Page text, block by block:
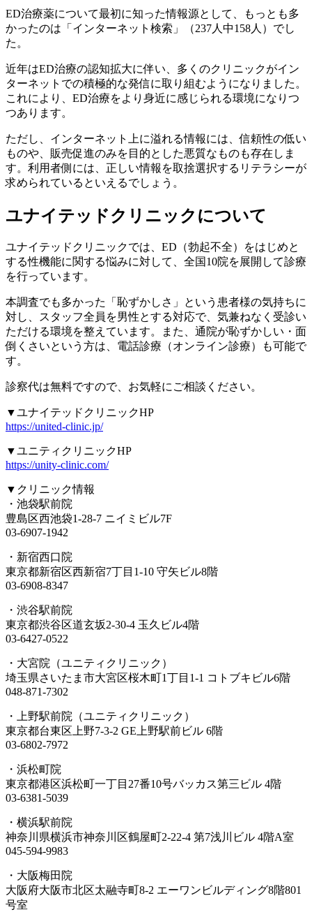
ED治療薬について最初に知った情報源として、もっとも多
かったのは「インターネット検索」（237人中158人）でし
た。
近年はED治療の認知拡大に伴い、多くのクリニックがイン
ターネットでの積極的な発信に取り組むようになりました。
これにより、ED治療をより身近に感じられる環境になりつ
つあります。
ただし、インターネット上に溢れる情報には、信頼性の低い
ものや、販売促進のみを目的とした悪質なものも存在しま
す。利用者側には、正しい情報を取捨選択するリテラシーが
求められているといえるでしょう。
ユナイテッドクリニックについて
ユナイテッドクリニックでは、ED（勃起不全）をはじめと
する性機能に関する悩みに対して、全国10院を展開して診療
を行っています。
本調査でも多かった「恥ずかしさ」という患者様の気持ちに
対し、スタッフ全員を男性とする対応で、気兼ねなく受診い
ただける環境を整えています。また、通院が恥ずかしい・面
倒くさいという方は、電話診療（オンライン診療）も可能で
す。
診察代は無料ですので、お気軽にご相談ください。
▼ユナイテッドクリニックHP
https://united-clinic.jp/
▼ユニティクリニックHP
https://unity-clinic.com/
▼クリニック情報
・池袋駅前院
豊島区西池袋1-28-7 ニイミビル7F
03-6907-1942
・新宿西口院
東京都新宿区西新宿7丁目1-10 守矢ビル8階
03-6908-8347
・渋谷駅前院
東京都渋谷区道玄坂2-30-4 玉久ビル4階
03-6427-0522
・大宮院（ユニティクリニック）
埼玉県さいたま市大宮区桜木町1丁目1-1 コトブキビル6階
048-871-7302
・上野駅前院（ユニティクリニック）
東京都台東区上野7-3-2 GE上野駅前ビル 6階
03-6802-7972
・浜松町院
東京都港区浜松町一丁目27番10号バッカス第三ビル 4階
03-6381-5039
・横浜駅前院
神奈川県横浜市神奈川区鶴屋町2-22-4 第7浅川ビル 4階A室
045-594-9983
・大阪梅田院
大阪府大阪市北区太融寺町8-2 エーワンビルディング8階801
号室